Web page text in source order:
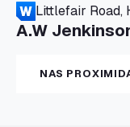
Littlefair Road,
A.W
Progress
A+G Nettetal
Am
NAS